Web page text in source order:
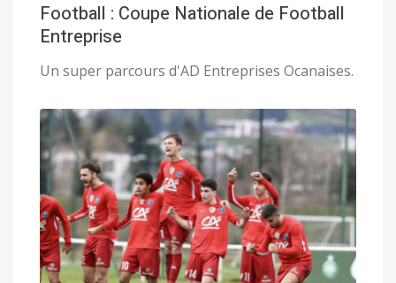
Football : Coupe Nationale de Football
Entreprise
Un super parcours d'AD Entreprises Ocanaises.